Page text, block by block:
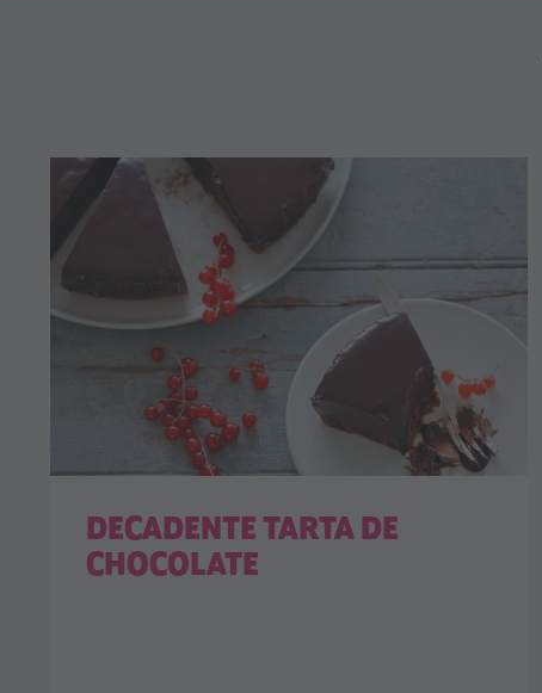
DECADENTE TARTA DE
CHOCOLATE